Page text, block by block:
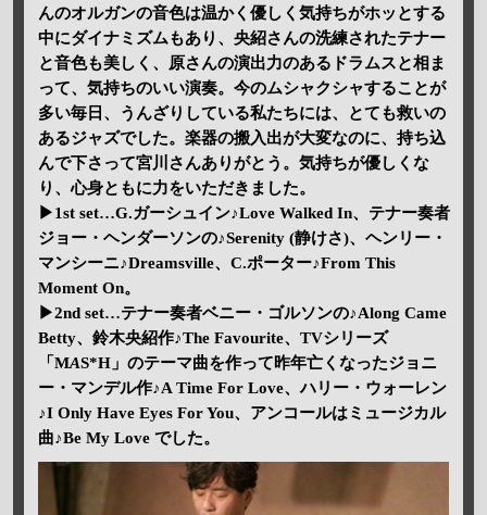
んのオルガンの音色は温かく優しく気持ちがホッとする
中にダイナミズムもあり、央紹さんの洗練されたテナー
と音色も美しく、原さんの演出力のあるドラムスと相ま
って、気持ちのいい演奏。今のムシャクシャすることが
多い毎日、うんざりしている私たちには、とても救いの
あるジャズでした。楽器の搬入出が大変なのに、持ち込
んで下さって宮川さんありがとう。気持ちが優しくな
り、心身ともに力をいただきました。
▶1st set…G.ガーシュイン♪Love Walked In、テナー奏者
ジョー・ヘンダーソンの♪Serenity (静けさ)、ヘンリー・
マンシーニ♪Dreamsville、C.ポーター♪From This
Moment On。
▶2nd set…テナー奏者ベニー・ゴルソンの♪Along Came
Betty、鈴木央紹作♪The Favourite、TVシリーズ
「MAS*H」のテーマ曲を作って昨年亡くなったジョニ
ー・マンデル作♪A Time For Love、ハリー・ウォーレン
♪I Only Have Eyes For You、アンコールはミュージカル
曲♪Be My Love でした。